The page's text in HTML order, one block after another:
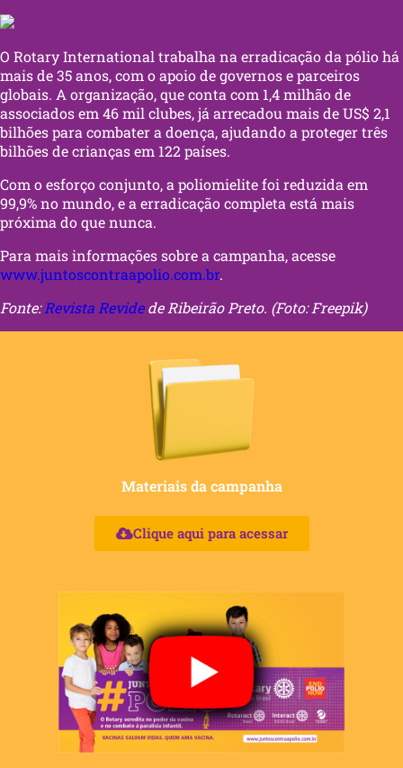
O Rotary International trabalha na erradicação da pólio há
mais de 35 anos, com o apoio de governos e parceiros
globais. A organização, que conta com 1,4 milhão de
associados em 46 mil clubes, já arrecadou mais de US$ 2,1
bilhões para combater a doença, ajudando a proteger três
bilhões de crianças em 122 países.
Com o esforço conjunto, a poliomielite foi reduzida em
99,9% no mundo, e a erradicação completa está mais
próxima do que nunca.
Para mais informações sobre a campanha, acesse
www.juntoscontraapolio.com.br.
Fonte:Revista Revidede Ribeirão Preto. (Foto: Freepik)
Materiais da campanha
Clique aqui para acessar